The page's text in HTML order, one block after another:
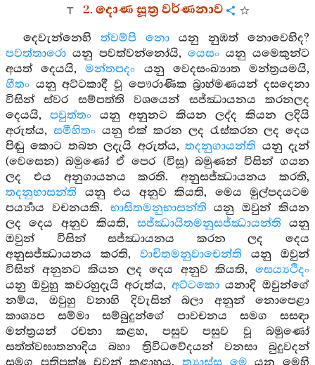
2. දොණ සූත්‍ර වර්ණනාව
දෙවැන්නෙහි ත්වම්පි නොයනු නුඹත් නොවෙහිද?
පවත්තාරො යනු පවත්වන්නෝයි, යෙසං යනු යමෙකුන්ට
අයත් දෙයයි,මන්තපදං යනු වෙදසංඛ්‍යාත මන්ත්‍රයමයි,
ගීතං යනු අට්ටකාදී වූ පෞරාණික බ්‍රාහ්මණයන් දසදෙනා
විසින් ස්වර සම්පත්ති වශයෙන් සජ්ඣායනය කරනලද
දෙයයි, පවුත්තං යනු අනුනට කියන ලද්ද කියන ලදියි
අරුත්ය, සමීහිතං යනු එක් කරන ලද රැස්කරන ලද දෙය
පිඬු කොට තබන ලදැයි අරුත්ය,තදනුගායන්ති යනු දැන්
(වෙසෙන) බමුණෝ ඒ පෙර (විසූ) බමුණන් විසින් ගයන
ලද එය අනුගායනය කරති. අනුසජ්ඣායනය කරති,
තදනුභාසන්ති යනු එය අනුව කියති, මෙය මුල්පදයටම
පර්‍ය්‍යාය වචනයකි. භාසිතමනුභාසන්ති යනු ඔවුන් කියන
ලද දෙය අනුව කියති, සජ්ඣායිතමනුසජ්ඣායන්ති යනු
ඔවුන් විසින් සජ්ඣායනය කරන ලද දෙය
අනුසජ්ඣායනය කරති, වාචිතමනුවාචෙන්ති යනු ඔවුන්
විසින් අනුනට කියන ලද දෙය අනුව කියති, සෙය්‍යථිදං
යනු ඔවුහු කවරහුදැයි අරුත්ය,අට්ටකො යනාදි ඔවුන්ගේ
නම්ය, ඔවුහු වනාහි දිවැසින් බලා අනුන් නොපෙළා
කාශ්‍යප සම්මා සම්බුදුන්ගේ පාවචනය සමග සසඳා
මන්ත්‍රයන් රචනා කළහ, පසුව පසුව වූ බමුණෝ
සත්ත්වඝාතනාදිය බහා ත්‍රිවිධවේදයන් වනසා බුදුවදන්